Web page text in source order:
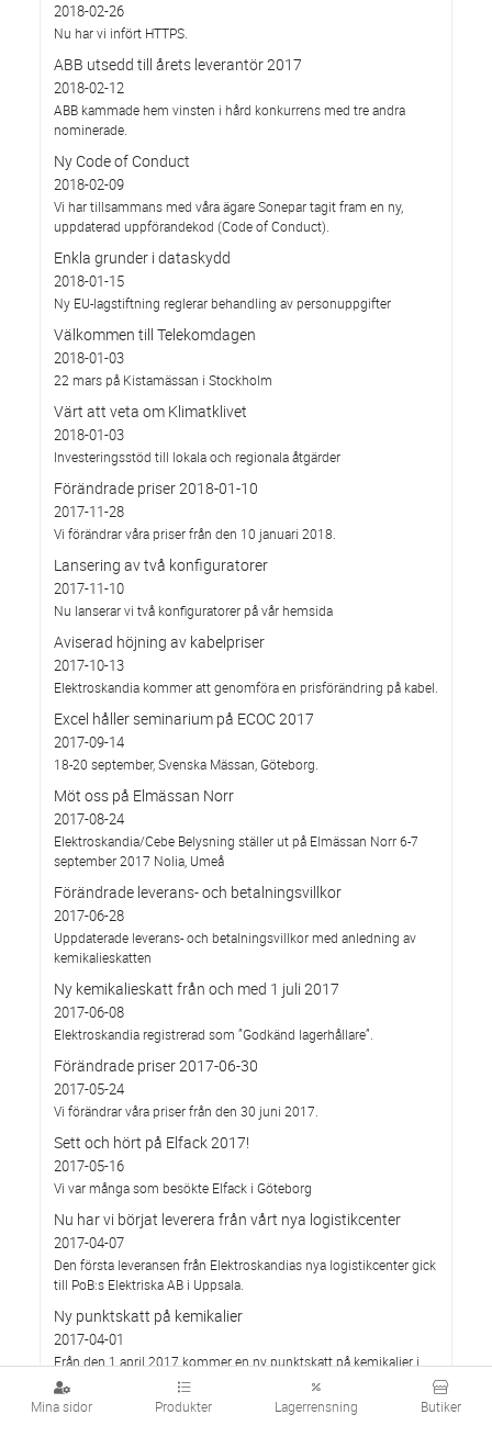
Mina sidor Produkter Lagerrensning Butiker
2018-02-26
Nu har vi infört HTTPS.
ABB utsedd till årets leverantör 2017
2018-02-12
ABB kammade hem vinsten i hård konkurrens med tre andra
nominerade.
Ny Code of Conduct
2018-02-09
Vi har tillsammans med våra ägare Sonepar tagit fram en ny,
uppdaterad uppförandekod (Code of Conduct).
Enkla grunder i dataskydd
2018-01-15
Ny EU-lagstiftning reglerar behandling av personuppgifter
Välkommen till Telekomdagen
2018-01-03
22 mars på Kistamässan i Stockholm
Värt att veta om Klimatklivet
2018-01-03
Investeringsstöd till lokala och regionala åtgärder
Förändrade priser 2018-01-10
2017-11-28
Vi förändrar våra priser från den 10 januari 2018.
Lansering av två konfiguratorer
2017-11-10
Nu lanserar vi två konfiguratorer på vår hemsida
Aviserad höjning av kabelpriser
2017-10-13
Elektroskandia kommer att genomföra en prisförändring på kabel.
Excel håller seminarium på ECOC 2017
2017-09-14
18-20 september, Svenska Mässan, Göteborg.
Möt oss på Elmässan Norr
2017-08-24
Elektroskandia/Cebe Belysning ställer ut på Elmässan Norr 6-7
september 2017 Nolia, Umeå
Förändrade leverans- och betalningsvillkor
2017-06-28
Uppdaterade leverans- och betalningsvillkor med anledning av
kemikalieskatten
Ny kemikalieskatt från och med 1 juli 2017
2017-06-08
Elektroskandia registrerad som ”Godkänd lagerhållare”.
Förändrade priser 2017-06-30
2017-05-24
Vi förändrar våra priser från den 30 juni 2017.
Sett och hört på Elfack 2017!
2017-05-16
Vi var många som besökte Elfack i Göteborg
Nu har vi börjat leverera från vårt nya logistikcenter
2017-04-07
Den första leveransen från Elektroskandias nya logistikcenter gick
till PoB:s Elektriska AB i Uppsala.
Ny punktskatt på kemikalier
2017-04-01
Från den 1 april 2017 kommer en ny punktskatt på kemikalier i
viss elektronik att införas.
Här presenterar vi tre vinnarna i vår tävling på